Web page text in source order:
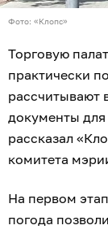
Фото: «Клопс»
Торговую
практически
рассчитывают
документы для
рассказал
комитета
На первом
погода